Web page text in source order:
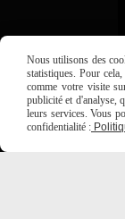
Nous utilisons des
statistiques. Pour
comme votre visite
publicité et d'analyse,
leurs services. Vous
confidentialité :